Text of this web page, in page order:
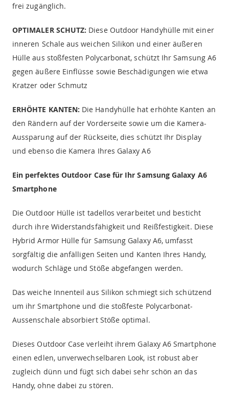
frei zugänglich.
OPTIMALER SCHUTZ: Diese Outdoor Handyhülle mit einer
inneren Schale aus weichen Silikon und einer äußeren
Hülle aus stoßfesten Polycarbonat, schützt Ihr Samsung A6
gegen äußere Einflüsse sowie Beschädigungen wie etwa
Kratzer oder Schmutz
ERHÖHTE KANTEN: Die Handyhülle hat erhöhte Kanten an
den Rändern auf der Vorderseite sowie um die Kamera-
Aussparung auf der Rückseite, dies schützt Ihr Display
und ebenso die Kamera Ihres Galaxy A6
Ein perfektes Outdoor Case für Ihr Samsung Galaxy A6
Smartphone
Die Outdoor Hülle ist tadellos verarbeitet und besticht
durch ihre Widerstandsfähigkeit und Reißfestigkeit. Diese
Hybrid Armor Hülle für Samsung Galaxy A6, umfasst
sorgfältig die anfälligen Seiten und Kanten Ihres Handy,
wodurch Schläge und Stöße abgefangen werden.
Das weiche Innenteil aus Silikon schmiegt sich schützend
um ihr Smartphone und die stoßfeste Polycarbonat-
Aussenschale absorbiert Stöße optimal.
Dieses Outdoor Case verleiht ihrem Galaxy A6 Smartphone
einen edlen, unverwechselbaren Look, ist robust aber
zugleich dünn und fügt sich dabei sehr schön an das
Handy, ohne dabei zu stören.